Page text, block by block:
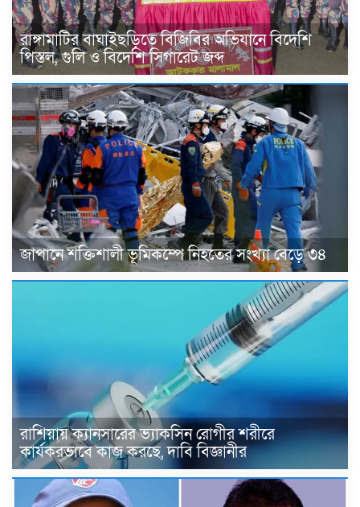
রাঙ্গামাটির বাঘাইছড়িতে বিজিবির অভিযানে বিদেশি
পিস্তল, গুলি ও বিদেশি সিগারেট জব্দ
জাপানে শক্তিশালী ভূমিকম্পে নিহতের সংখ্যা বেড়ে ৩৪
রাশিয়ায় ক্যানসারের ভ্যাকসিন রোগীর শরীরে
কার্যকরভাবে কাজ করছে, দাবি বিজ্ঞানীর